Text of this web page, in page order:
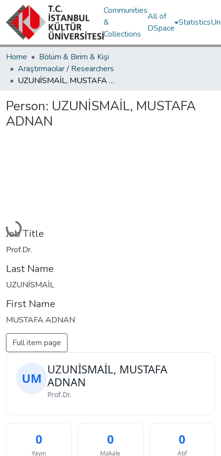
Communities
&
Collections
All of
DSpace
Statistics
Home
Bölüm & Birim & Kişi
Araştırmacılar / Researchers
UZUNİSMAİL, MUSTAFA ADNAN
Person: UZUNİSMAİL, MUSTAFA
ADNAN
Loading...
Job Title
Prof.Dr.
Last Name
UZUNİSMAİL
First Name
MUSTAFA ADNAN
Full item page
UM
UZUNİSMAİL, MUSTAFA
ADNAN
Prof.Dr.
0
Yayın
0
Makale
0
Atıf